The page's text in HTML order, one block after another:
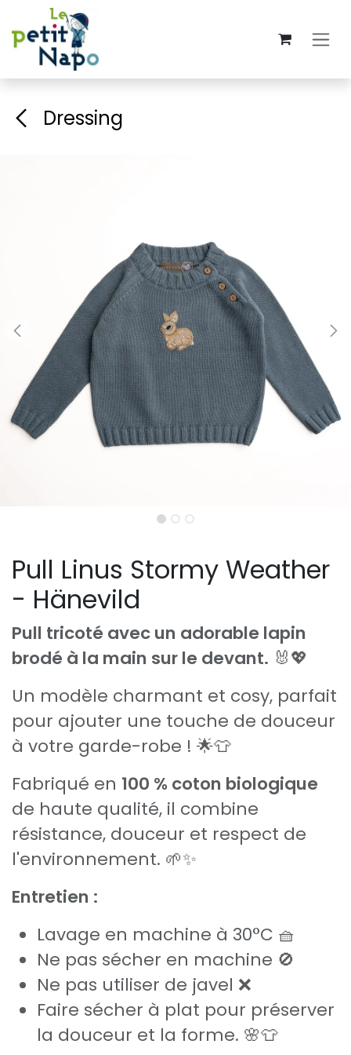
Se rendre au contenu
Dressing
Pull Linus Stormy Weather
- Hänevild
Pull tricoté avec un adorable lapin
brodé à la main sur le devant. 🐰💖
Un modèle charmant et cosy, parfait
pour ajouter une touche de douceur
à votre garde-robe ! 🌟👕
Fabriqué en 100 % coton biologique
de haute qualité, il combine
résistance, douceur et respect de
l'environnement. 🌱✨
Entretien :
Lavage en machine à 30°C 🧺
Ne pas sécher en machine 🚫
Ne pas utiliser de javel ❌
Faire sécher à plat pour préserver
la douceur et la forme. 🌸👕